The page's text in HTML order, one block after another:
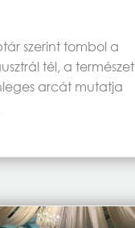
szerint tombol a
tél, a természet
arcát mutatja